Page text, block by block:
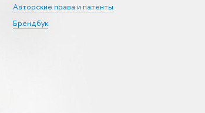
Авторские права и патенты
Брендбук